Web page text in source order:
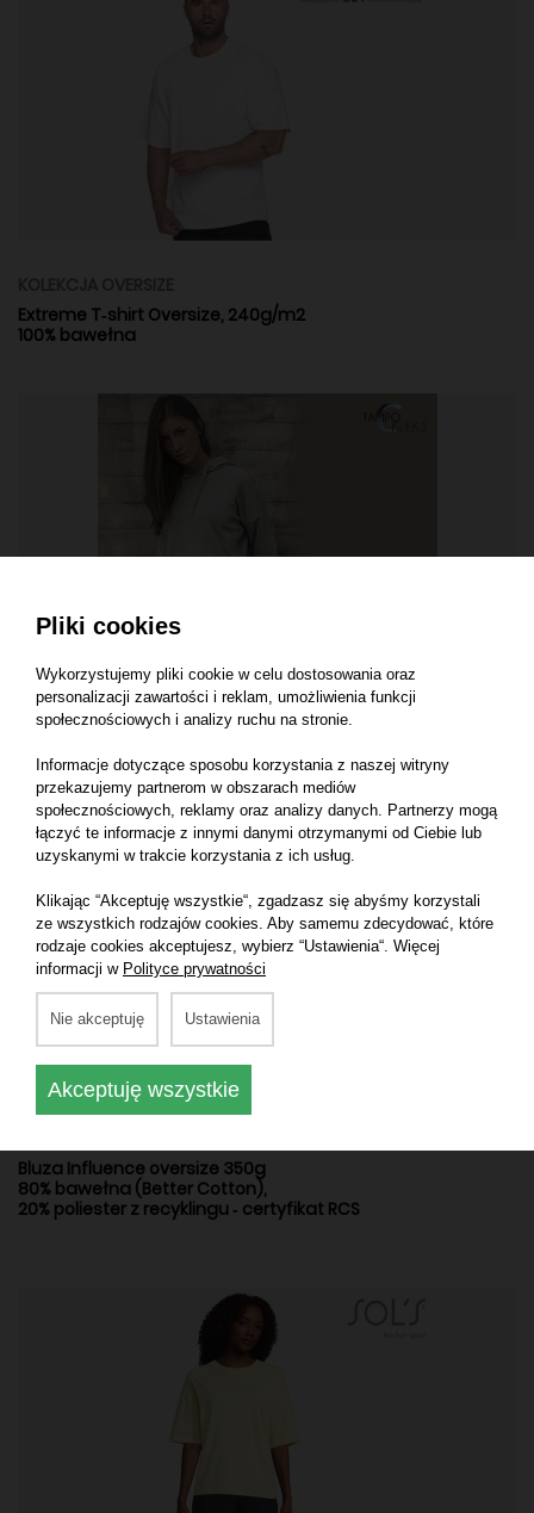
Extreme T‑shirt Oversize, 240g/m2
100% bawełna
KOLEKCJA OVERSIZE
240 g/m² ,100% bawełna
Bluza Influence oversize 350g
80% bawełna (Better Cotton),
20% poliester z recyklingu ‑ certyfikat RCS
Pliki cookies
Wykorzystujemy pliki cookie w celu dostosowania oraz
personalizacji zawartości i reklam, umożliwienia funkcji
społecznościowych i analizy ruchu na stronie.
Informacje dotyczące sposobu korzystania z naszej witryny
przekazujemy partnerom w obszarach mediów
społecznościowych, reklamy oraz analizy danych. Partnerzy mogą
łączyć te informacje z innymi danymi otrzymanymi od Ciebie lub
uzyskanymi w trakcie korzystania z ich usług.
Klikając “Akceptuję wszystkie“, zgadzasz się abyśmy korzystali
ze wszystkich rodzajów cookies. Aby samemu zdecydować, które
rodzaje cookies akceptujesz, wybierz “Ustawienia“. Więcej
informacji w Polityce prywatności
Nie akceptuję Ustawienia
Akceptuję wszystkie